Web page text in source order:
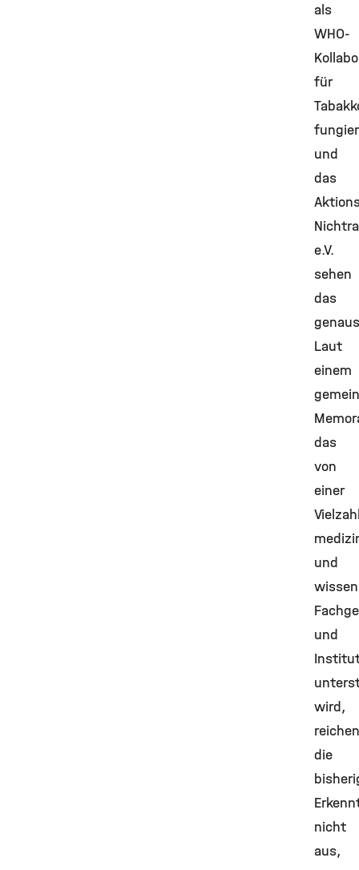
als
WHO-
für
und
das
e.V.
sehen
das
Laut
einem
das
von
einer
und
und
wird,
reichen
die
nicht
aus,